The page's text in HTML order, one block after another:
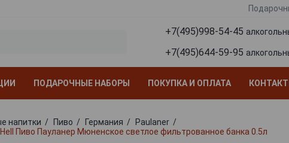
+7(495)998-54-45
+7(495)644-59-95
ПОДАРОЧНЫЕ НАБОРЫ ПОКУПКА И ОПЛАТА
напитки Пиво Германия
Paulaner
Пиво Пауланер Мюненское светлое фильтрованное банка 0.5л